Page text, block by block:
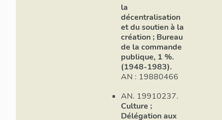
la conception
l’aménagement
relève plus de
conception de
l’affaire d’un
du 1%.
n° 05.11.381
la
décentralisation
et du soutien à la
création ; Bureau
de la commande
publique, 1 %.
(1948-1983).
AN : 19880466
AN. 19910237.
Culture ;
Délégation aux